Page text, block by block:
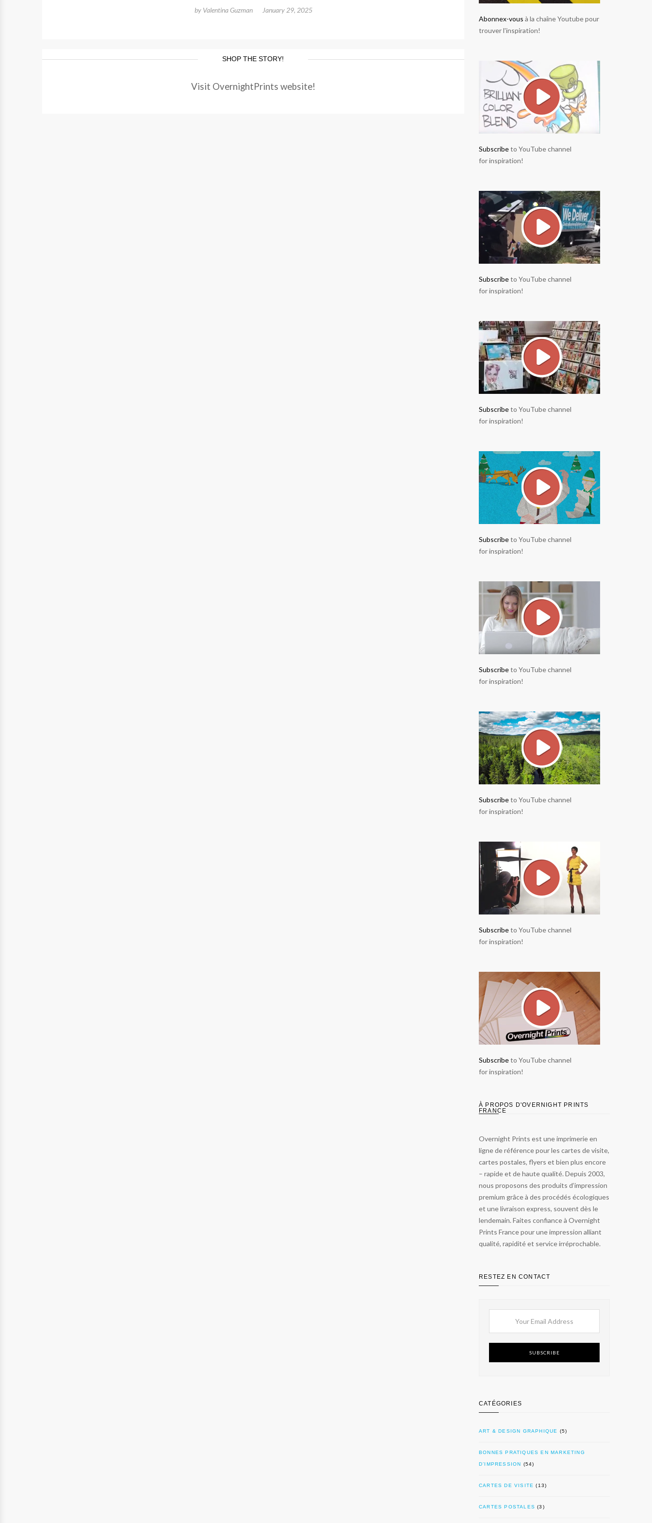
by Valentina Guzman January 29, 2025
SHOP THE STORY!
Visit OvernightPrints website!
Abonnex-vous à la chaîne Youtube pour
trouver l'inspiration!
Subscribeto YouTube channel
for inspiration!
Subscribeto YouTube channel
for inspiration!
Subscribeto YouTube channel
for inspiration!
Subscribeto YouTube channel
for inspiration!
Subscribeto YouTube channel
for inspiration!
Subscribeto YouTube channel
for inspiration!
Subscribeto YouTube channel
for inspiration!
Subscribeto YouTube channel
for inspiration!
À PROPOS D'OVERNIGHT PRINTS
FRANCE
Overnight Prints est une imprimerie en
ligne de référence pour les cartes de visite,
cartes postales, flyers et bien plus encore
– rapide et de haute qualité. Depuis 2003,
nous proposons des produits d’impression
premium grâce à des procédés écologiques
et une livraison express, souvent dès le
lendemain. Faites confiance à Overnight
Prints France pour une impression alliant
qualité, rapidité et service irréprochable.
RESTEZ EN CONTACT
SUBSCRIBE
CATÉGORIES
ART & DESIGN GRAPHIQUE (5)
BONNES PRATIQUES EN MARKETING
D’IMPRESSION (54)
CARTES DE VISITE (13)
CARTES POSTALES (3)